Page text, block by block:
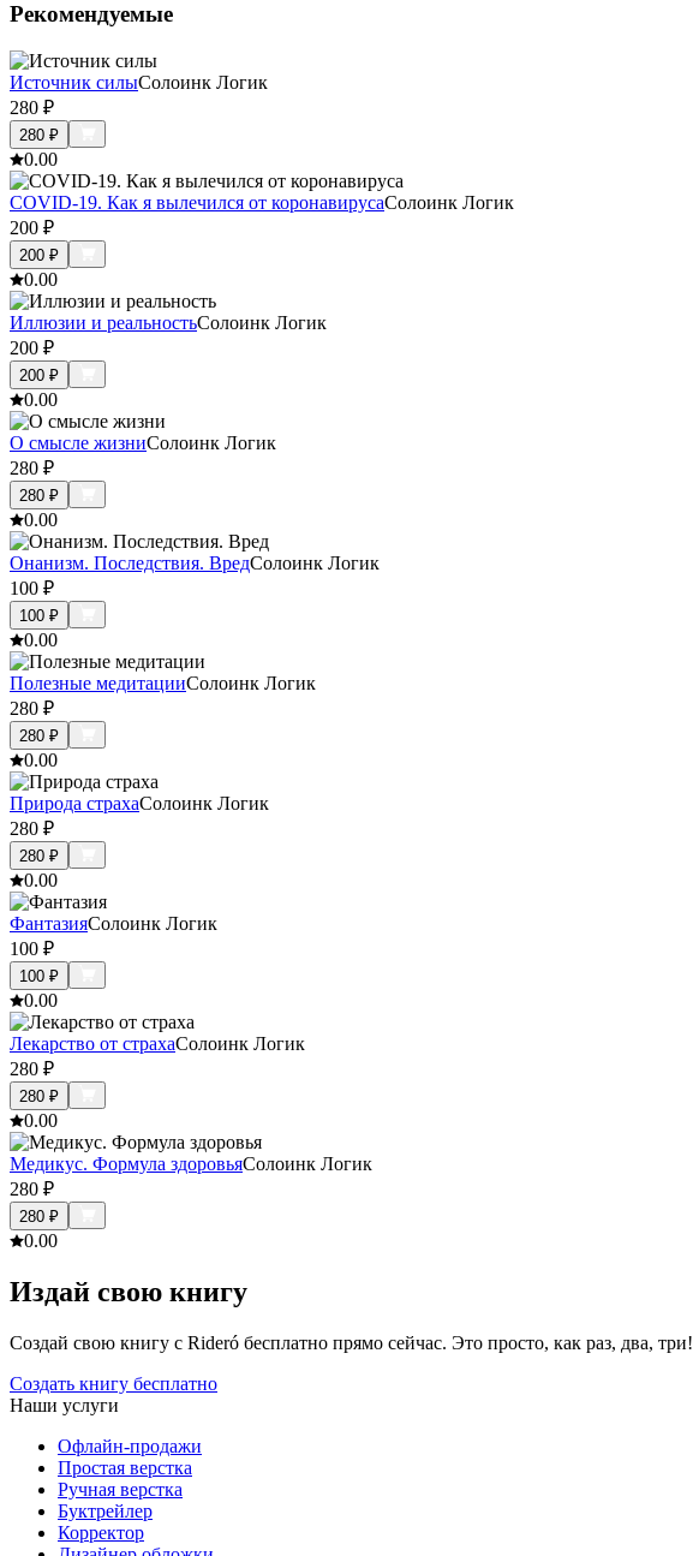
Рекомендуемые
Источник силыСолоинк Логик
280 ₽
280 ₽
0.00
COVID-19. Как я вылечился от коронавирусаСолоинк Логик
200 ₽
200 ₽
0.00
Иллюзии и реальностьСолоинк Логик
200 ₽
200 ₽
0.00
О смысле жизниСолоинк Логик
280 ₽
280 ₽
0.00
Онанизм. Последствия. ВредСолоинк Логик
100 ₽
100 ₽
0.00
Полезные медитацииСолоинк Логик
280 ₽
280 ₽
0.00
Природа страхаСолоинк Логик
280 ₽
280 ₽
0.00
ФантазияСолоинк Логик
100 ₽
100 ₽
0.00
Лекарство от страхаСолоинк Логик
280 ₽
280 ₽
0.00
Медикус. Формула здоровьяСолоинк Логик
280 ₽
280 ₽
0.00
Издай свою книгу
Создай свою книгу с Rideró бесплатно прямо сейчас. Это просто, как раз, два, три!
Создать книгу бесплатно
Наши услуги
Офлайн-продажи
Простая верстка
Ручная верстка
Буктрейлер
Корректор